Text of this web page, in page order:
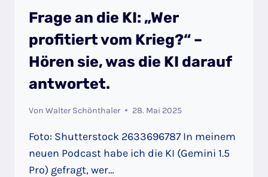
Frage an die KI: „Wer
profitiert vom Krieg?“ –
Hören sie, was die KI darauf
antwortet.
Von Walter Schönthaler 28. Mai 2025
Foto: Shutterstock 2633696787 In meinem
neuen Podcast habe ich die KI (Gemini 1.5
Pro) gefragt, wer…